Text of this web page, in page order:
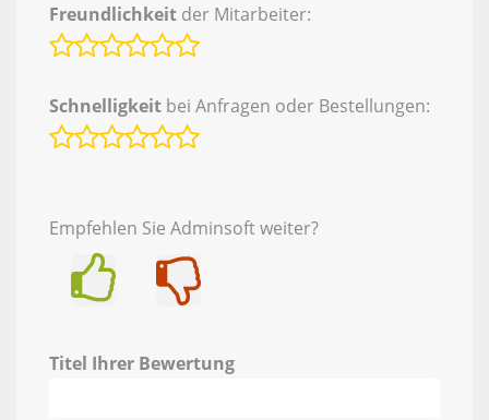
Freundlichkeit der Mitarbeiter:
Schnelligkeit bei Anfragen oder Bestellungen:
Empfehlen Sie Adminsoft weiter?
Titel Ihrer Bewertung